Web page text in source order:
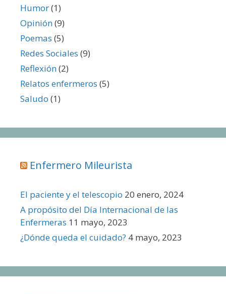
Humor(1)
Opinión(9)
Poemas (5)
Redes Sociales (9)
Reflexión(2)
Relatos enfermeros (5)
Saludo (1)
Enfermero Mileurista
El paciente y el telescopio 20 enero, 2024
A propósito del Día Internacional de las
Enfermeras 11 mayo, 2023
¿Dónde queda el cuidado? 4 mayo, 2023